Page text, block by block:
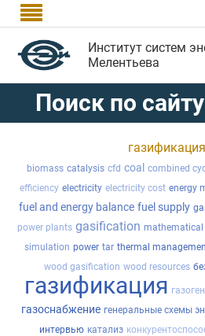

Институт систем
Мелентьева
Поиск по сайту
газификация
biomass catalysis cfd coal combined
efficiency electricity electricity cost energy
fuel and energy balance fuel supply
power plants gasification mathematical
simulation power tar thermal
wood gasification wood resources
газификация
газоснабжение генеральные схемы
интервью катализ